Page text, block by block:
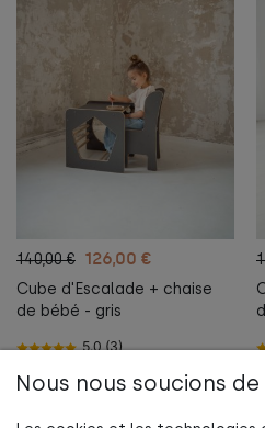
140,00 € 126,00 €
Cube d'Escalade + chaise
de bébé - gris
5.0 (3)
Au panier
Nous nous soucions